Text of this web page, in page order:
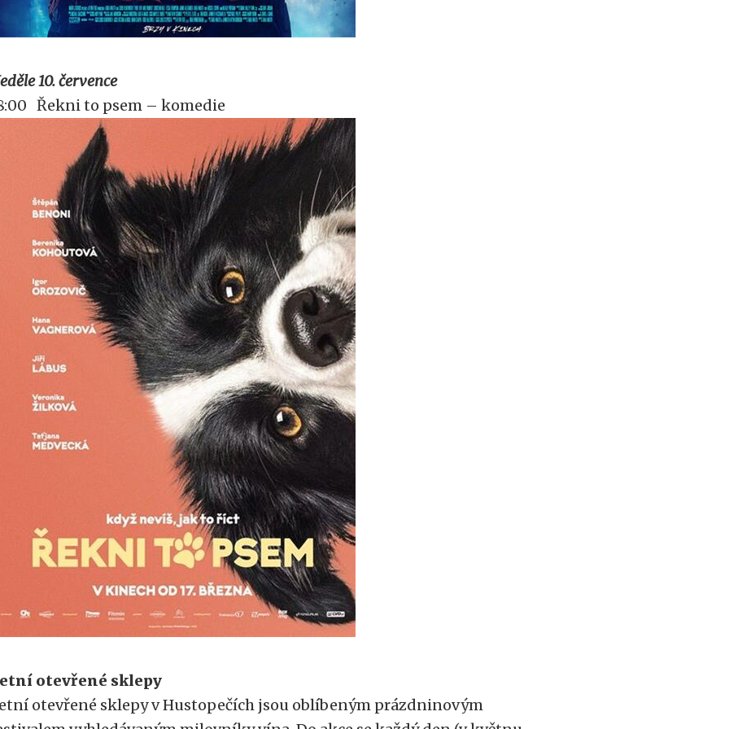
10. července
Řekni to psem – komedie
otevřené sklepy
otevřené sklepy v Hustopečích jsou oblíbeným prázdninovým